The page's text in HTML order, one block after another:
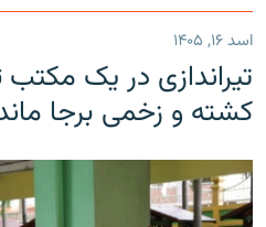
اسد ۱۶, ۱۴۰۵
تیراندازی در یک مکتب
کشته و زخمی برجا